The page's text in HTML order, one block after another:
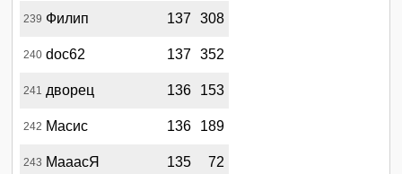
239 Филип 137 308
240 doc62 137 352
241 дворец 136 153
242 Масис 136 189
243 МааасЯ 135 72